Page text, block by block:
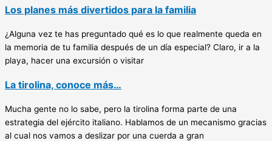
Los planes más divertidos para la familia
¿Alguna vez te has preguntado qué es lo que realmente queda en
la memoria de tu familia después de un día especial? Claro, ir a la
playa, hacer una excursión o visitar
La tirolina, conoce más…
Mucha gente no lo sabe, pero la tirolina forma parte de una
estrategia del ejército italiano. Hablamos de un mecanismo gracias
al cual nos vamos a deslizar por una cuerda a gran